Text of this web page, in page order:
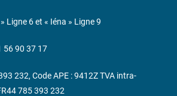
Ligne 6 et « Iéna » Ligne 9
56 90 37 17
232, Code APE : 9412Z TVA intra-
785 393 232